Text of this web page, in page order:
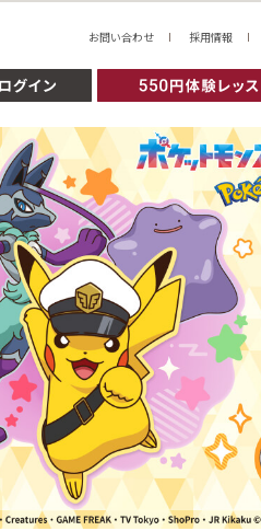
お問い合わせ 採用情報